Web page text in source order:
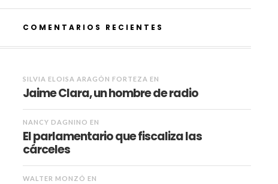
COMENTARIOS RECIENTES
SILVIA ELOISA ARAGÓN FORTEZA EN
Jaime Clara, un hombre de radio
NANCY DAGNINO EN
El parlamentario que fiscaliza las
cárceles
WALTER MONZÓ EN